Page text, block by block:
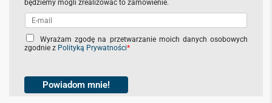
będziemy mogli zrealizować to zamówienie.
C
h
b
Wyrażam zgodę na przetwarzanie moich danych osobowych
zgodnie z Polityką Prywatności*
Powiadom mnie!